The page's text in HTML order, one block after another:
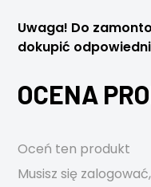
Uwaga! Do
dokupić
OCENA
Oceń ten produkt
Musisz się zalogować